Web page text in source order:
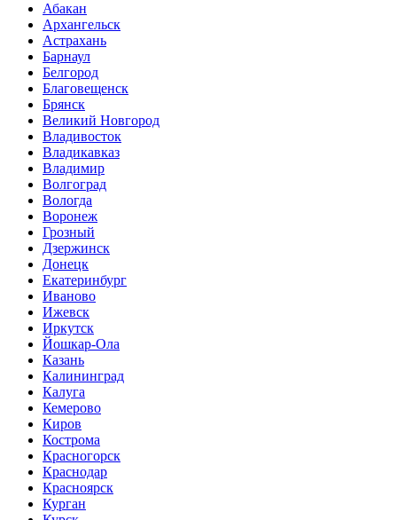
Абакан
Архангельск
Астрахань
Барнаул
Белгород
Благовещенск
Брянск
Великий Новгород
Владивосток
Владикавказ
Владимир
Волгоград
Вологда
Воронеж
Грозный
Дзержинск
Донецк
Екатеринбург
Иваново
Ижевск
Иркутск
Йошкар-Ола
Казань
Калининград
Калуга
Кемерово
Киров
Кострома
Красногорск
Краснодар
Красноярск
Курган